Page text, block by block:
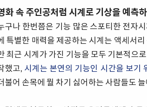
화 속 주인공처럼 시계로 기상을 예측
구나 한번쯤은 기능 많은 스포티한 전자
특별한 매력을 제공하는 시계는 액세서
최근 시계가 가진 기능을 모두 기본적으
했고, 시계는 본연의 기능인 시간을 보기
불어 손목에 뭘 차기 싫어하는 사람들도